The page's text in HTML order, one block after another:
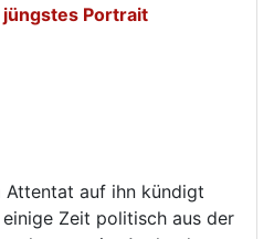
jüngstes Portrait
Attentat auf ihn kündigt
Zeit politisch aus der